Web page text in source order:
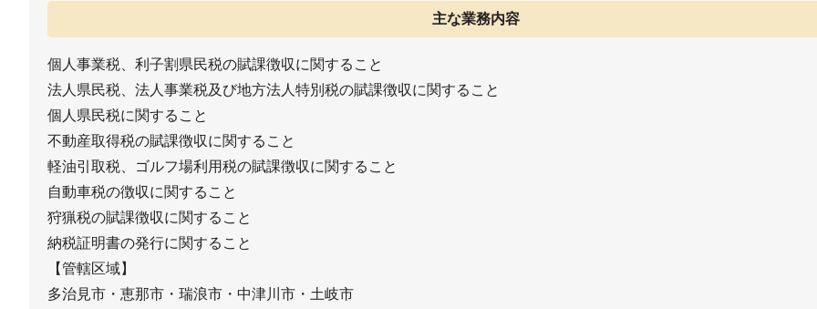
主な業務内容
個人事業税、利子割県民税の賦課徴収に関すること
法人県民税、法人事業税及び地方法人特別税の賦課徴収に関すること
個人県民税に関すること
不動産取得税の賦課徴収に関すること
軽油引取税、ゴルフ場利用税の賦課徴収に関すること
自動車税の徴収に関すること
狩猟税の賦課徴収に関すること
納税証明書の発行に関すること
【管轄区域】
多治見市・恵那市・瑞浪市・中津川市・土岐市